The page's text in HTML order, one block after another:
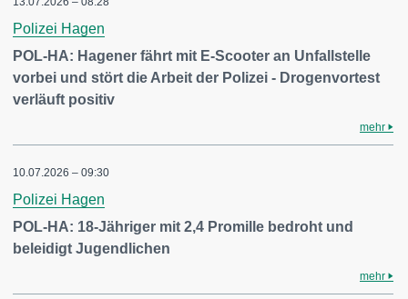
Polizei Hagen
POL-HA: Hagener fährt mit E-Scooter an Unfallstelle
vorbei und stört die Arbeit der Polizei - Drogenvortest
verläuft positiv
mehr
10.07.2026 – 09:30
Polizei Hagen
POL-HA: 18-Jähriger mit 2,4 Promille bedroht und
beleidigt Jugendlichen
mehr